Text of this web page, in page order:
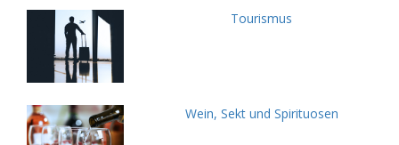
Tourismus
Wein, Sekt und Spirituosen